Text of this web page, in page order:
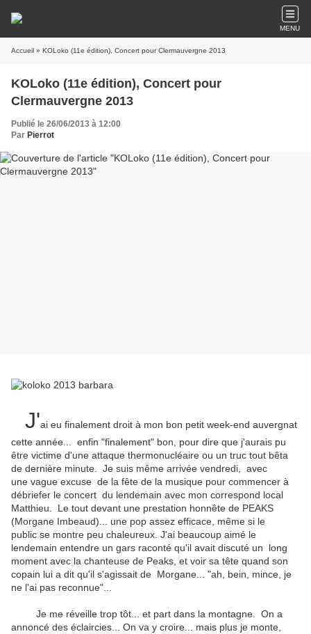
MENU
Accueil » KOLoko (11e édition), Concert pour Clermauvergne 2013
KOLoko (11e édition), Concert pour
Clermauvergne 2013
Publié le 26/06/2013 à 12:00
Par Pierrot
J'ai eu finalement droit à mon bon petit week-end auvergnat
cette année... enfin "finalement" bon, pour dire que j'aurais pu
être victime d'une attaque thermonucléaire ou un truc tout bêta
de dernière minute. Je suis même arrivée vendredi, avec
une vague excuse de la fête de la musique pour commencer à
débriefer le concert du lendemain avec mon correspond local
Matthieu. Le tout devant une prestation honnête de PEAKS
(Morgane Imbeaud)... une pop assez efficace, même si le
public se montre peu chaleureux. J'ai beaucoup aimé le
lendemain entendre un gars raconté qu'il avait discuté un long
moment avec la chanteuse de Peaks, et voir sa tête quand son
copain lui a dit qu'il s'agissait de Morgane... "ah, bein, mince, je
ne l'ai pas reconnue"...
Je me réveille trop tôt... et part dans la montagne. On a
annoncé des éclaircies... On va y croire... mais plus je monte,